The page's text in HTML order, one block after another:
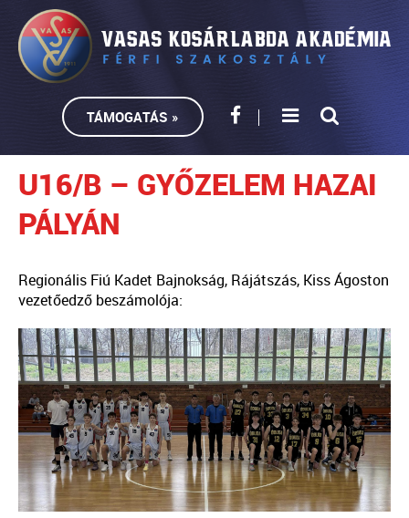
TÁMOGATÁS »
U16/B – GYŐZELEM HAZAI
PÁLYÁN
Regionális Fiú Kadet Bajnokság, Rájátszás, Kiss Ágoston
vezetőedző beszámolója: